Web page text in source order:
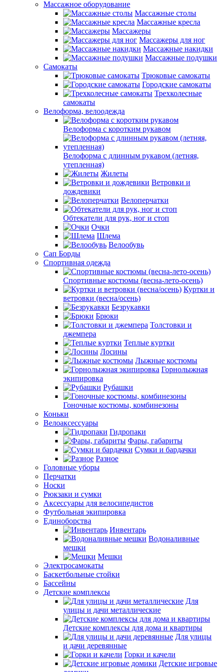
Массажное оборудование
Массажные столы
Массажные кресла
Массажеры
Массажеры для ног
Массажные накидки
Массажные подушки
Самокаты
Трюковые самокаты
Городские самокаты
Трехколесные
самокаты
Велоформа, велоодежда
Велоформа с коротким рукавом
Велоформа с длинным рукавом (летняя,
утепленная)
Жилеты
Ветровки и
дождевики
Велоперчатки
Обтекатели для рук, ног и стоп
Очки
Шлема
Велообувь
Сап Борды
Спортивная одежда
Спортивные костюмы (весна-лето-осень)
Куртки и
ветровки (весна/осень)
Безрукавки
Брюки
Толстовки и
джемпера
Теплые куртки
Лосины
Лыжные костюмы
Горнолыжная
экипировка
Рубашки
Гоночные костюмы, комбинезоны
Коньки
Велоаксессуары
Гидропаки
Фары, габариты
Сумки и бардачки
Разное
Головные уборы
Перчатки
Носки
Рюкзаки и сумки
Аксессуары для велосипедистов
Футбольная экипировка
Единоборства
Инвентарь
Водоналивные
мешки
Мешки
Электросамокаты
Баскетбольные стойки
Бассейны
Детские комплексы
Для
улицы и дачи металлические
Детские комплексы для дома и квартиры
Для улицы
и дачи деревянные
Горки и качели
Детские игровые